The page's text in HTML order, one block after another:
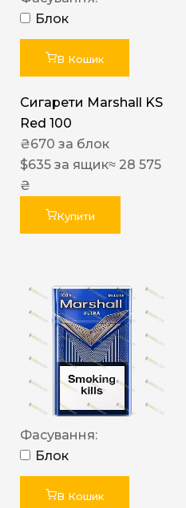
Блок
В Кошик
Сигарети Marshall KS
Red 100
₴670 за блок
$635 за ящик≈ 28 575
₴
Купити
Фасування:
Блок
В Кошик